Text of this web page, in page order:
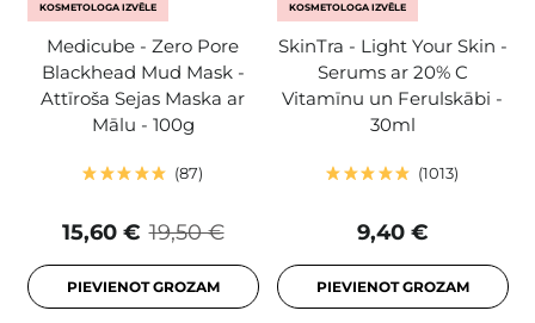
KOSMETOLOGA IZVĒLE
Medicube - Zero Pore
Blackhead Mud Mask -
Attīroša Sejas Maska ar
Mālu - 100g
87
19,50 €
15,60 €
PIEVIENOT GROZAM
KOSMETOLOGA IZVĒLE
SkinTra - Light Your Skin -
Serums ar 20% C
Vitamīnu un Ferulskābi -
30ml
1013
9,40 €
PIEVIENOT GROZAM